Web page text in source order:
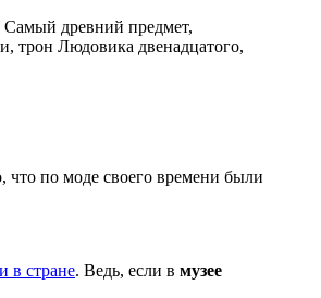
Самый древний предмет,
трон Людовика двенадцатого,
что по моде своего времени были
в стране. Ведь, если в музее